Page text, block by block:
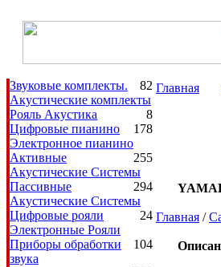
82
Звуковые комплекты.
Акустические комплекты
8
Рояль Акустика
178
Цифровые пианино
Электронное пианино
255
Активные
Акустические Системы
294
Пассивные
Акустические Системы
24
Цифровые рояли
Электронные Рояли
104
Приборы обработки
звука
Главная
Главная /